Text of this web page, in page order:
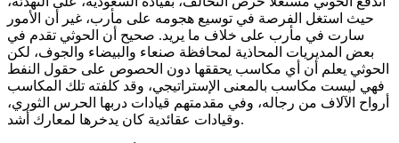
حيث استغل الفرصة في توسيع هجومه على مأرب، غير أن الأمور
سارت في مأرب على خلاف ما يريد. صحيح أن الحوثي تقدم في
بعض المديريات المحاذية لمحافظة صنعاء والبيضاء والجوف، لكن
الحوثي يعلم أن أي مكاسب يحققها دون الحصوص على حقول النفط
فهي ليست مكاسب بالمعنى الإستراتيجي، وقد كلفته تلك المكاسب
أرواح الآلاف من رجاله، وفي مقدمتهم قيادات دربها الحرس الثوري،
وقيادات عقائدية كان يدخرها لمعارك أشد.